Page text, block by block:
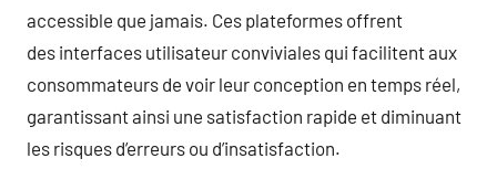
accessible que jamais. Ces plateformes offrent
des interfaces utilisateur conviviales qui facilitent aux
consommateurs de voir leur conception en temps réel,
garantissant ainsi une satisfaction rapide et diminuant
les risques d’erreurs ou d’insatisfaction.